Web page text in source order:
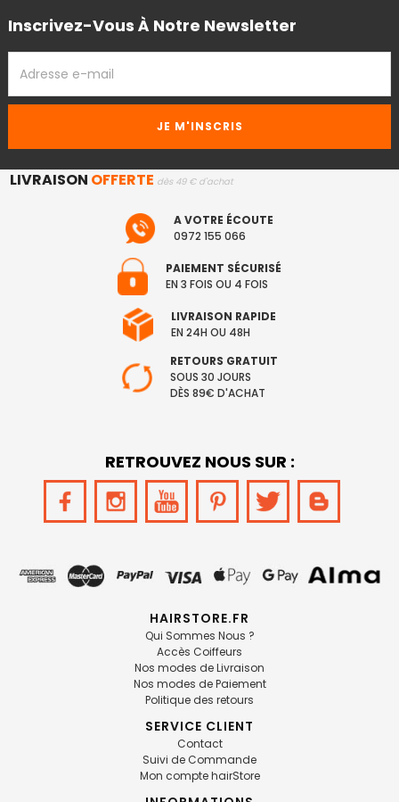
Inscrivez-Vous À Notre Newsletter
EMAIL
LIVRAISON OFFERTE dès 49 € d'achat
A VOTRE ÉCOUTE
0972 155 066
PAIEMENT SÉCURISÉ
EN 3 FOIS OU 4 FOIS
LIVRAISON RAPIDE
EN 24H OU 48H
RETOURS GRATUIT
SOUS 30 JOURS
DÈS 89€ D'ACHAT
RETROUVEZ NOUS SUR :
HAIRSTORE.FR
Qui Sommes Nous ?
Accès Coiffeurs
Nos modes de Livraison
Nos modes de Paiement
Politique des retours
SERVICE CLIENT
Contact
Suivi de Commande
Mon compte hairStore